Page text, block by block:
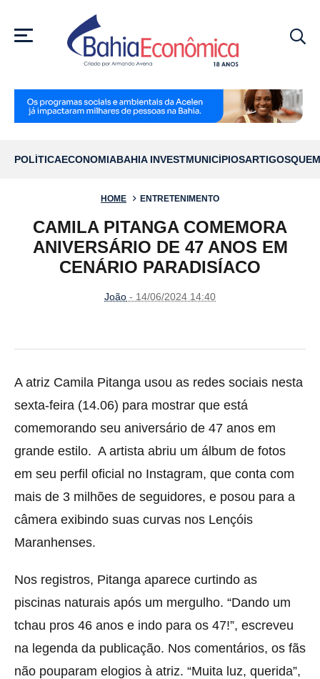
MENU
POLÍTICAECONOMIABAHIA INVESTMUNICÍPIOSARTIGOS
HOME ENTRETENIMENTO
CAMILA PITANGA COMEMORA
ANIVERSÁRIO DE 47 ANOS EM
CENÁRIO PARADISÍACO
João - 14/06/2024 14:40
A atriz Camila Pitanga usou as redes sociais nesta
sexta-feira (14.06) para mostrar que está
comemorando seu aniversário de 47 anos em
grande estilo. A artista abriu um álbum de fotos
em seu perfil oficial no Instagram, que conta com
mais de 3 milhões de seguidores, e posou para a
câmera exibindo suas curvas nos Lençóis
Maranhenses.
Nos registros, Pitanga aparece curtindo as
piscinas naturais após um mergulho. “Dando um
tchau pros 46 anos e indo para os 47!”, escreveu
na legenda da publicação. Nos comentários, os fãs
não pouparam elogios à atriz. “Muita luz, querida”,